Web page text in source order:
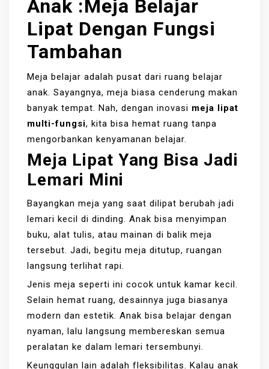
Anak : Meja Belajar
Lipat Dengan Fungsi
Tambahan
Meja belajar adalah pusat dari ruang belajar
anak. Sayangnya, meja biasa cenderung makan
banyak tempat. Nah, dengan inovasi meja lipat
multi-fungsi, kita bisa hemat ruang tanpa
mengorbankan kenyamanan belajar.
Meja Lipat Yang Bisa Jadi
Lemari Mini
Bayangkan meja yang saat dilipat berubah jadi
lemari kecil di dinding. Anak bisa menyimpan
buku, alat tulis, atau mainan di balik meja
tersebut. Jadi, begitu meja ditutup, ruangan
langsung terlihat rapi.
Jenis meja seperti ini cocok untuk kamar kecil.
Selain hemat ruang, desainnya juga biasanya
modern dan estetik. Anak bisa belajar dengan
nyaman, lalu langsung membereskan semua
peralatan ke dalam lemari tersembunyi.
Keunggulan lain adalah fleksibilitas. Kalau anak